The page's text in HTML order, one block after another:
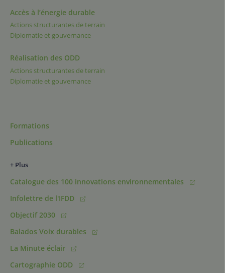
Accès à l’énergie durable
Actions structurantes de terrain
Diplomatie et gouvernance
Réalisation des ODD
Actions structurantes de terrain
Diplomatie et gouvernance
Formations
Publications
+ Plus
Catalogue des 100 innovations environnementales
Infolettre de l'IFDD
Objectif 2030
Balados Voix durables
La Minute éclair
Cartographie ODD